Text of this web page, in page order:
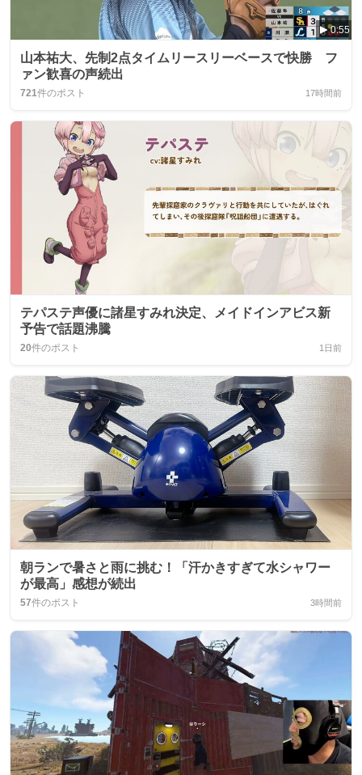
0:55
山本祐大、先制2点タイムリースリーベースで快勝 フ
ァン歓喜の声続出
721件のポスト 17時間前
テパステ声優に諸星すみれ決定、メイドインアビス新
予告で話題沸騰
20件のポスト 1日前
朝ランで暑さと雨に挑む！「汗かきすぎて水シャワー
が最高」感想が続出
57件のポスト 3時間前